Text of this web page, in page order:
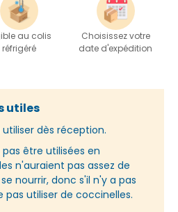
au colis
réfrigéré
Choisissez votre
date d'expédition
utiles
dès réception.
être utilisées en
n'auraient pas assez de
nourrir, donc s'il n'y a pas
pas utiliser de coccinelles.